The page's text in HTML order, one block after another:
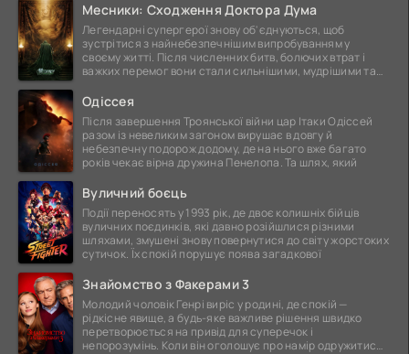
Месники: Сходження Доктора Дума
Легендарні супергерої знову об'єднуються, щоб
зустрітися з найнебезпечнішим випробуванням у
своєму житті. Після численних битв, болючих втрат і
важких перемог вони стали сильнішими, мудрішими та
Одіссея
Після завершення Троянської війни цар Ітаки Одіссей
разом із невеликим загоном вирушає в довгу й
небезпечну подорож додому, де на нього вже багато
років чекає вірна дружина Пенелопа. Та шлях, який
Вуличний боєць
Події переносять у 1993 рік, де двоє колишніх бійців
вуличних поєдинків, які давно розійшлися різними
шляхами, змушені знову повернутися до світу жорстоких
сутичок. Їх спокій порушує поява загадкової
Знайомство з Факерами 3
Молодий чоловік Генрі виріс у родині, де спокій —
рідкісне явище, а будь-яке важливе рішення швидко
перетворюється на привід для суперечок і
непорозумінь. Коли він оголошує про намір одружитися,